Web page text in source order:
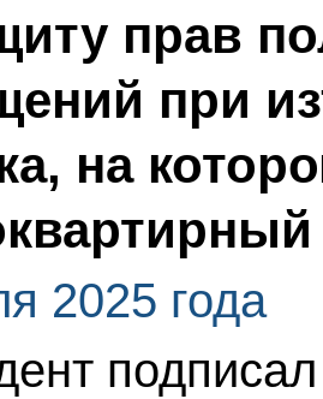
прав
при
на
2025 года